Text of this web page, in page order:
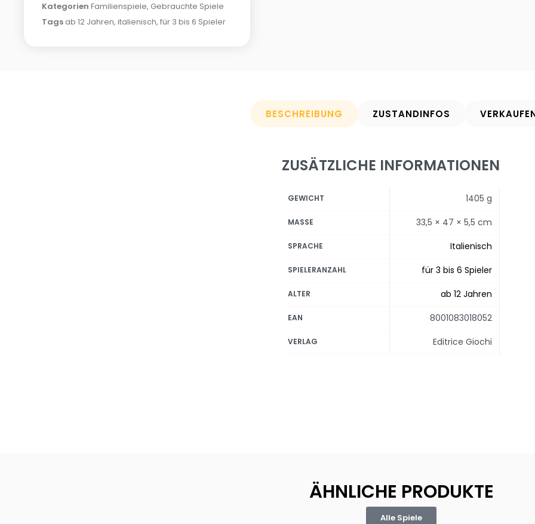
Kategorien Familienspiele, Gebrauchte Spiele
Tags ab 12 Jahren, italienisch, für 3 bis 6 Spieler
BESCHREIBUNG ZUSTANDINFOS
ZUSÄTZLICHE INFORMATIONEN
GEWICHT 1405 g
MASSE 33,5 × 47 × 5,5 cm
SPRACHE Italienisch
SPIELERANZAHL für 3 bis 6 Spieler
ALTER ab 12 Jahren
EAN 8001083018052
VERLAG Editrice Giochi
ÄHNLICHE PRODUKTE
Alle Spiele